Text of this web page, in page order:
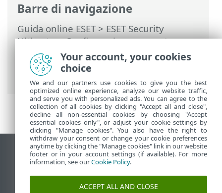
Barre di navigazione
Guida online ESET>ESET Security
Ultimate>Configurazione avanzata>
Interfaccia utente>Modalità giocatore>
Applicazioni escluse dalla modalità
giocatore
Visualizza sito desktop
End of Life
ESET Knowledge Base
Your account, your cookies
choice
We and our partners use cookies to give you the best
optimized online experience, analyze our website traffic,
and serve you with personalized ads. You can agree to the
collection of all cookies by clicking "Accept all and close",
decline all non-essential cookies by choosing "Accept
essential cookies only", or adjust your cookie settings by
clicking "Manage cookies". You also have the right to
withdraw your consent or change your cookie preferences
anytime by clicking the "Manage cookies" link in our website
footer or in your account settings (if available). For more
information, see ourCookie Policy.
ACCEPT ALL AND CLOSE